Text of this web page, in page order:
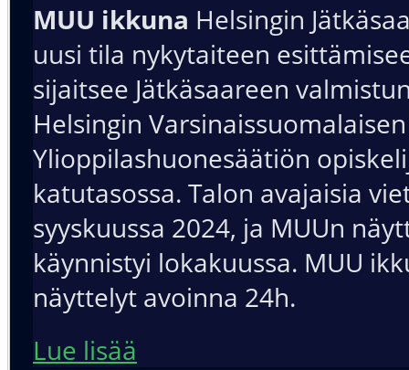
MUU ikkuna Helsingin
uusi tila nykytaiteen
sijaitsee Jätkäsaareen
Helsingin Varsinaissuomalaisen
Ylioppilashuonesäätiön
katutasossa. Talon avajaisia
syyskuussa 2024, ja MUUn
käynnistyi lokakuussa. MUU
näyttelyt avoinna 24h.
Lue lisää